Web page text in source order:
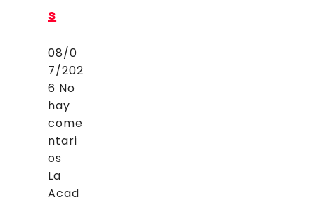
s
08/0
7/202
6 No
hay
come
ntari
os
La
Acad